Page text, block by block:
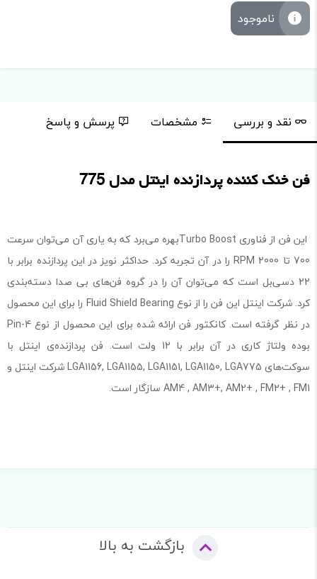
ناموجود
نقد و بررسی مشخصات پرسش و پاسخ
فن خنک کننده پردازنده اینتل مدل 775
این فن از فناوری Turbo Boostبهره می‌برد که به یاری آن می‌توان سرعت
700 تا 2000 RPM را در آن تجربه کرد. حداکثر نویز در این پردازنده برابر با
22 دسی‌بل است که می‌توان آن را در گروه فن‌های بی صدا دسته‌بندی
کرد. شرکت اینتل این فن را از نوع Fluid Shield Bearing را برای این محصول
در نظر گرفته است. کانکتور فن ارائه شده برای این محصول از نوع 4-Pin
بوده ولتاژ کاری در آن برابر با 12 ولت است. فن پردازنده‌ی اینتل با
سوکت‌های LGA1156, LGA1155, LGA1151, LGA1150, LGA775 شرکت اینتل و
AM4 , AM3+, AM2+ , FM2+ , FM1 سازگار است.
بازگشت به بالا